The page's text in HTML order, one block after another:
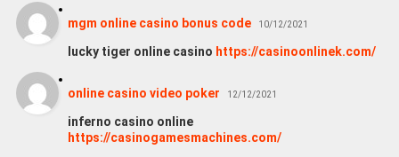
mgm online casino bonus code 10/12/2021
lucky tiger online casino https://casinoonlinek.com/
online casino video poker 12/12/2021
inferno casino online
https://casinogamesmachines.com/